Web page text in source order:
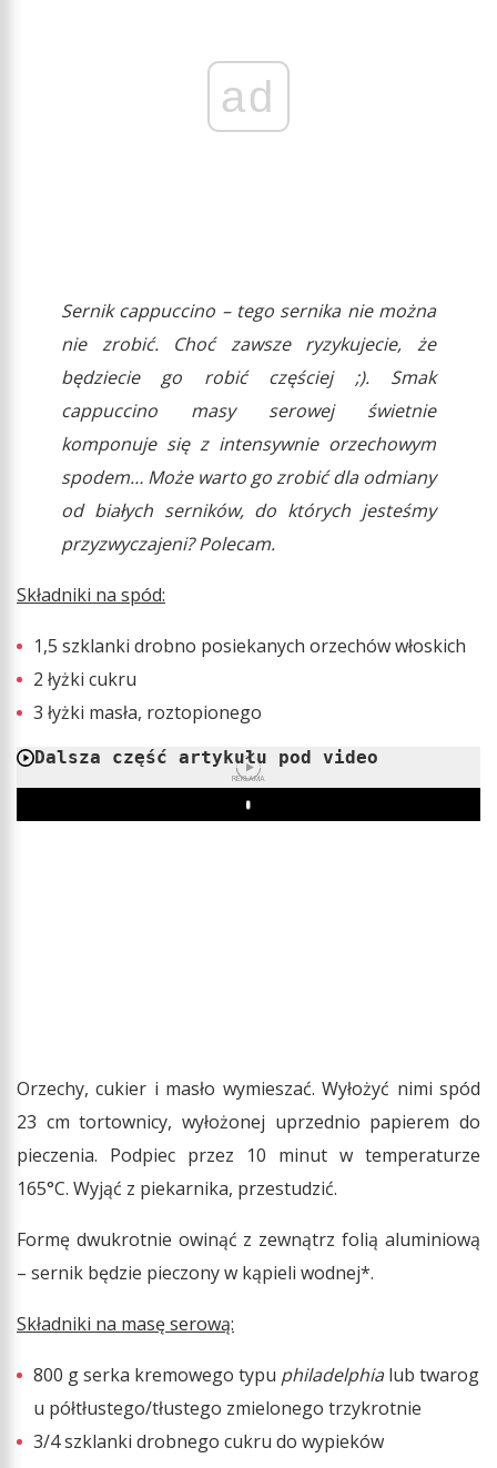
ad
Sernik cappuccino – tego sernika nie można
nie zrobić. Choć zawsze ryzykujecie, że
będziecie go robić częściej ;). Smak
cappuccino masy serowej świetnie
komponuje się z intensywnie orzechowym
spodem… Może warto go zrobić dla odmiany
od białych serników, do których jesteśmy
przyzwyczajeni? Polecam.
Składniki na spód:
1,5 szklanki drobno posiekanych orzechów włoskich
2 łyżki cukru
3 łyżki masła, roztopionego
Dalsza część artykułu pod video
REKLAMA
Play
Orzechy, cukier i masło wymieszać. Wyłożyć nimi spód
23 cm tortownicy, wyłożonej uprzednio papierem do
pieczenia. Podpiec przez 10 minut w temperaturze
165°C. Wyjąć z piekarnika, przestudzić.
Formę dwukrotnie owinąć z zewnątrz folią aluminiową
– sernik będzie pieczony w kąpieli wodnej*.
Składniki na masę serową:
800 g serka kremowego typu philadelphialub twarog
u półtłustego/tłustego zmielonego trzykrotnie
3/4 szklanki drobnego cukru do wypieków